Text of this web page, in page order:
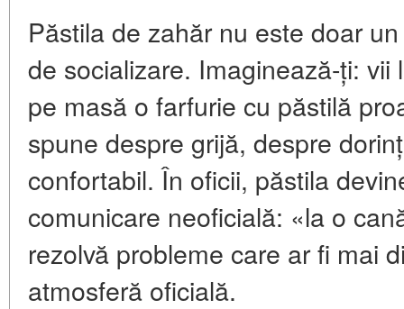
Păstila de zahăr nu este doar
de socializare. Imaginează-ți:
pe masă o farfurie cu păstilă
spune despre grijă, despre
confortabil. În oficii, păstila
comunicare neoficială: «la o
rezolvă probleme care ar fi mai
atmosferă oficială.